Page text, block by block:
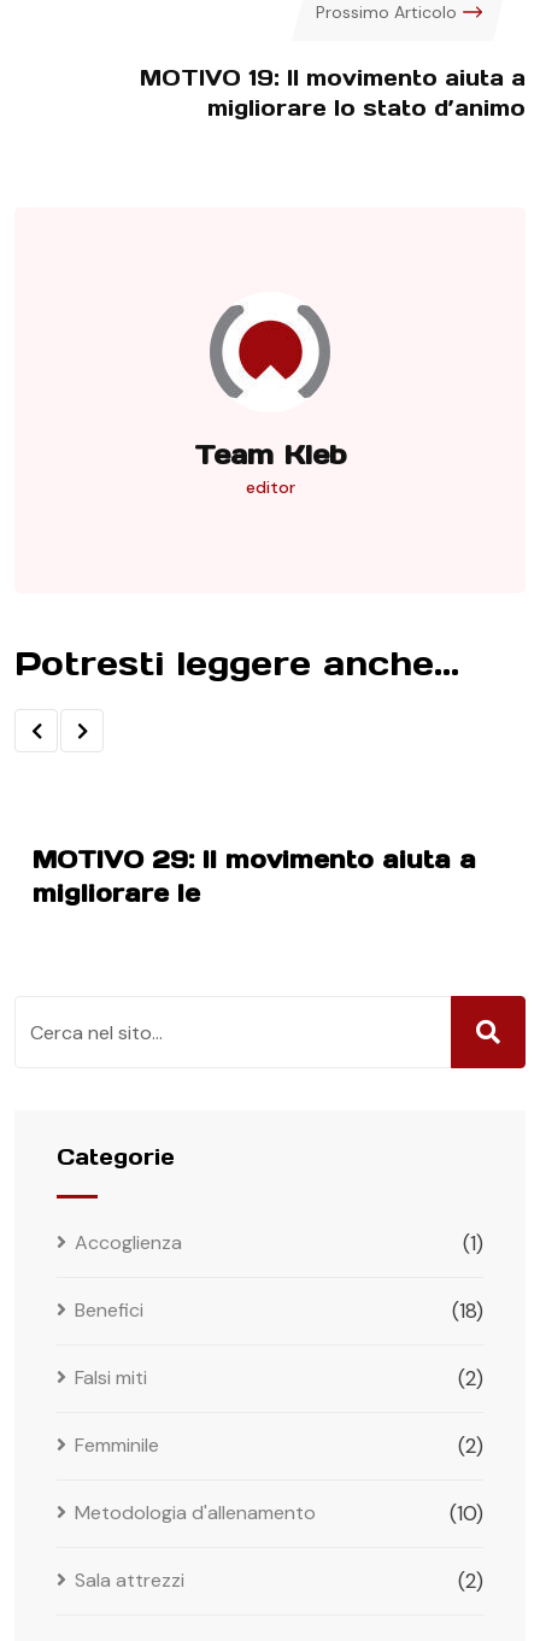
Prossimo Articolo
MOTIVO 19: Il movimento aiuta a
migliorare lo stato d’animo
Team Kleb
editor
Potresti leggere anche...
MOTIVO 29: Il movimento aiuta a
migliorare le
Categorie
Accoglienza (1)
Benefici (18)
Falsi miti (2)
Femminile (2)
Metodologia d'allenamento (10)
Sala attrezzi (2)